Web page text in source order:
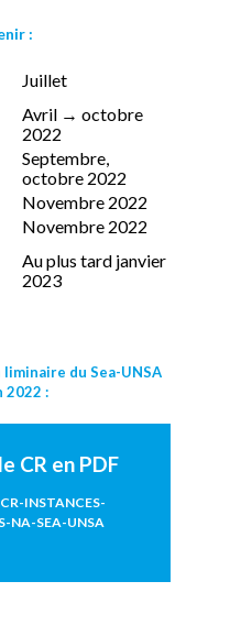
:
Juillet
Avril → octobre
2022
Septembre,
octobre 2022
Novembre 2022
Novembre 2022
Au plus tard janvier
2023
du Sea-UNSA
2022 :
CR en PDF
INSTANCES-
NA-SEA-UNSA